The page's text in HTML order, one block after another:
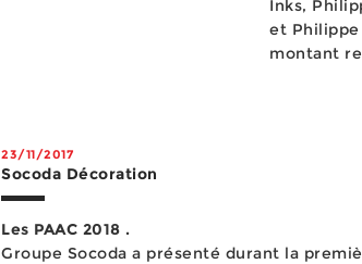
Inks,
et Philippe
montant
23/11/2017
Socoda Décoration
Les PAAC 2018 .
Groupe Socoda a présenté durant la